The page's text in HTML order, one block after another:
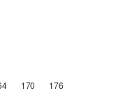
STOCK
170 176